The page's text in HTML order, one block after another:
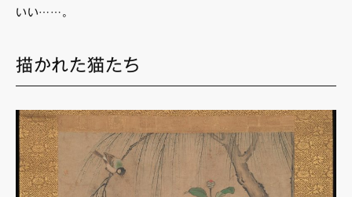
いい……。
描かれた猫たち